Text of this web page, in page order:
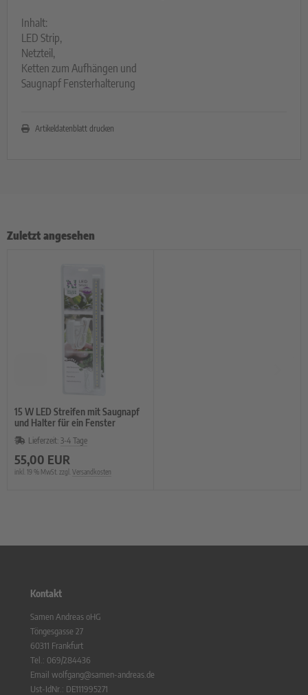
Inhalt:
LED Strip,
Netzteil,
Ketten zum Aufhängen und
Saugnapf Fensterhalterung
Artikeldatenblatt drucken
Zuletzt angesehen
15 W LED Streifen mit Saugnapf
und Halter für ein Fenster
Lieferzeit: 3-4 Tage
55,00 EUR
inkl. 19 % MwSt. zzgl. Versandkosten
Kontakt
Samen Andreas oHG
Töngesgasse 27
60311 Frankfurt
Tel.: 069/284436
Email wolfgang@samen-andreas.de
Ust-IdNr.: DE111995271